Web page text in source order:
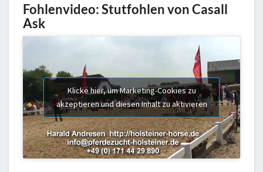
Fohlenvideo:Stutfohlen von Casall
Ask
Klicke hier, um Marketing-Cookies zu
akzeptieren und diesen Inhalt zu aktivieren